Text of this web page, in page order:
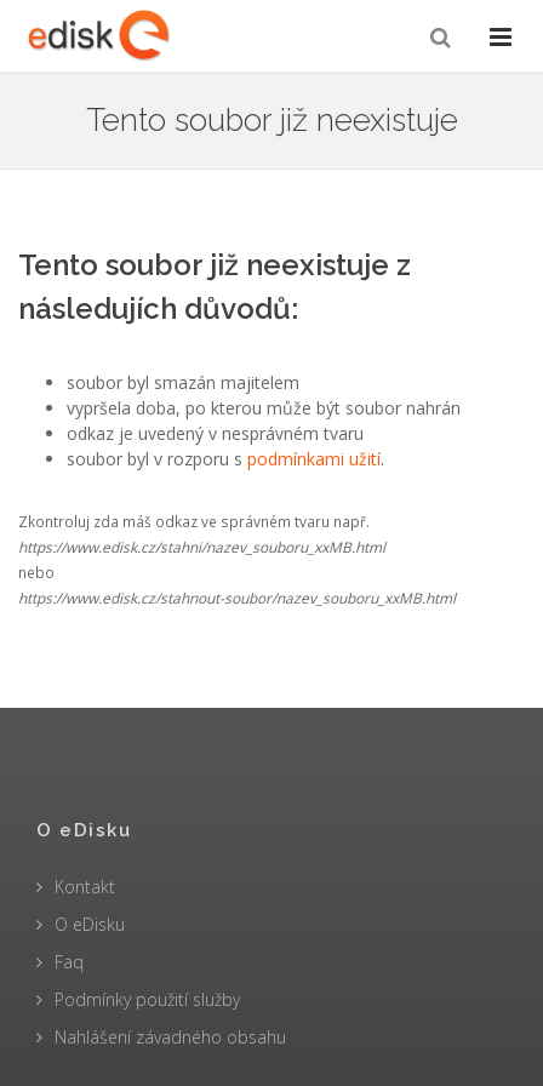
Tento soubor již neexistuje
Tento soubor již neexistuje z
následujích důvodů:
soubor byl smazán majitelem
vypršela doba, po kterou může být soubor nahrán
odkaz je uvedený v nesprávném tvaru
soubor byl v rozporu s podmínkami užití.
Zkontroluj zda máš odkaz ve správném tvaru např.
https://www.edisk.cz/stahni/nazev_souboru_xxMB.html
nebo
https://www.edisk.cz/stahnout-soubor/nazev_souboru_xxMB.html
O eDisku
Kontakt
O eDisku
Faq
Podmínky použití služby
Nahlášení závadného obsahu